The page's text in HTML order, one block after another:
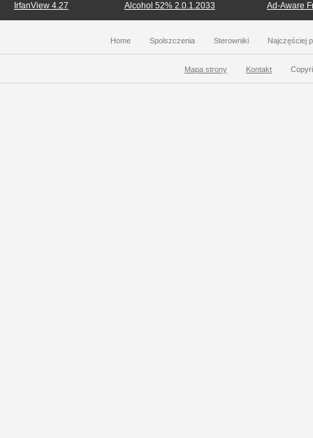
IrfanView 4.27
Alcohol 52% 2.0.1.2033
Ad-Aware
Home Spolszczenia Sterowniki Najczęściej
Mapa strony Kontakt